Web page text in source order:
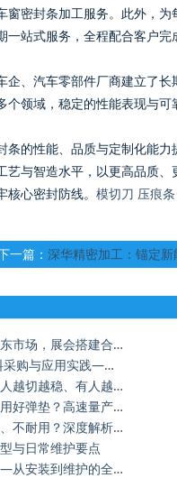
密封条加工服务。此外，为
站式服务，全程配合客户完
、汽车零部件厂商建立了长
领域，稳定的性能表现与
的性能、品质与定制化能力
与智造水平，以更高品质、
心密封防线。 模切刀 压痕条
一篇： 深华精密加工：锚定
参展上海全印展布局华东市场，展会搭建合作
耐高温抗撕裂 TPE 材料采购与应用实践——深
为什么同款模切刀，有人越切越稳、有人越切
高速模切为什么一定要用好弹垫？高速量产下
模切刀频繁磨损、崩口、不耐用？深度解析损
与日常维护要点
刀版弹垫的工艺密码——从安装到维护的全生